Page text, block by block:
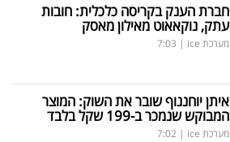
חברת הענק בקריסה כלכלית: חובות
עתק, נוקאאוט מאילון מאסק
מערכת ice |
7:03
איתן יוחננוף שובר את השוק: המוצר
המבוקש שנמכר ב-199 שקל בלבד
מערכת ice |
7:02